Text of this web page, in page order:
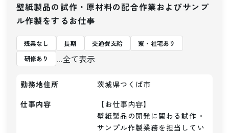
壁紙製品の試作・原材料の配合作業およびサンプ
ル作製をするお仕事
残業なし 長期 交通費支給
寮・社宅あり
研修あり
...全て表示
勤務地住所
茨城県つくば市
仕事内容
【お仕事内容】
壁紙製品の開発に関わる試作・
サンプル作製業務を担当してい